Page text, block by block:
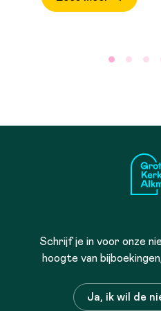
Schrijf je in voor onze
hoogte van
Ja, ik wil de